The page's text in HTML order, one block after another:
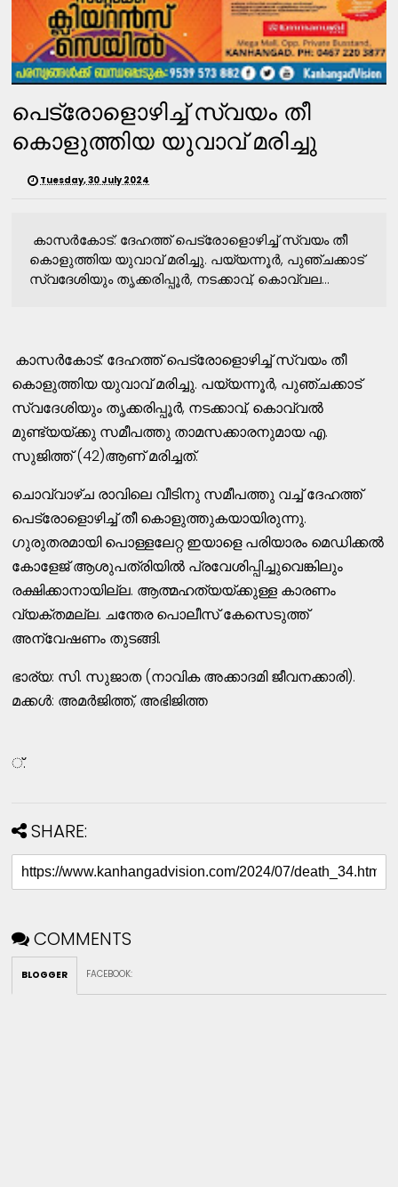
പെട്രോളൊഴിച്ച് സ്വയം തീ
കൊളുത്തിയ യുവാവ് മരിച്ചു
Tuesday, 30 July 2024
കാസര്‍കോട്: ദേഹത്ത് പെട്രോളൊഴിച്ച് സ്വയം തീ
കൊളുത്തിയ യുവാവ് മരിച്ചു. പയ്യന്നൂര്‍, പുഞ്ചക്കാട്
സ്വദേശിയും തൃക്കരിപ്പൂര്‍, നടക്കാവ്, കൊവ്വല...
കാസര്‍കോട്: ദേഹത്ത് പെട്രോളൊഴിച്ച് സ്വയം തീ
കൊളുത്തിയ യുവാവ് മരിച്ചു. പയ്യന്നൂര്‍, പുഞ്ചക്കാട്
സ്വദേശിയും തൃക്കരിപ്പൂര്‍, നടക്കാവ്, കൊവ്വല്‍
മുണ്ട്യയ്ക്കു സമീപത്തു താമസക്കാരനുമായ എ.
സുജിത്ത് (42)ആണ് മരിച്ചത്.
ചൊവ്വാഴ്ച രാവിലെ വീടിനു സമീപത്തു വച്ച് ദേഹത്ത്
പെട്രോളൊഴിച്ച് തീ കൊളുത്തുകയായിരുന്നു.
ഗുരുതരമായി പൊള്ളലേറ്റ ഇയാളെ പരിയാരം മെഡിക്കല്‍
കോളേജ് ആശുപത്രിയില്‍ പ്രവേശിപ്പിച്ചുവെങ്കിലും
രക്ഷിക്കാനായില്ല. ആത്മഹത്യയ്ക്കുള്ള കാരണം
വ്യക്തമല്ല. ചന്തേര പൊലീസ് കേസെടുത്ത്
അന്വേഷണം തുടങ്ങി.
ഭാര്യ: സി. സുജാത (നാവിക അക്കാദമി ജീവനക്കാരി).
മക്കള്‍: അമര്‍ജിത്ത്, അഭിജിത്ത
്.
SHARE:
COMMENTS
BLOGGER FACEBOOK: